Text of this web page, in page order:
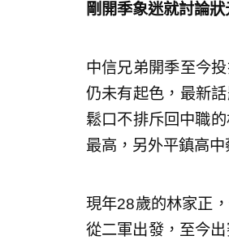
剛開季象迷就討論
中信兄弟開季至今
仍未有起色，最新
鬆口不排斥回中職
最高，另外平鎮高
現年28歲的林家正
從二軍出發，至今